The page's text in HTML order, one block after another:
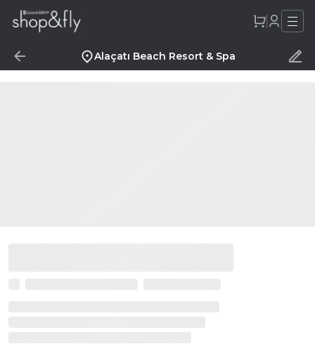
Alaçatı Beach Resort & Spa